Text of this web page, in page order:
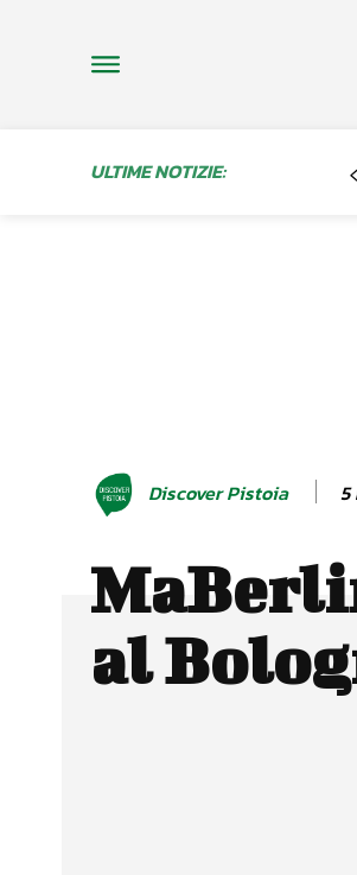
ULTIME NOTIZIE:
Discover Pistoia 5
al